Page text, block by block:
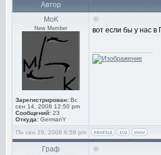
Автор
MoK
New Member
Зарегистрирован: Вс
сен 14, 2008 12:50 pm
Сообщений: 23
Откуда: GermanY
вот если бы у нас
Пн сен 29, 2008 6:59 pm
Граф